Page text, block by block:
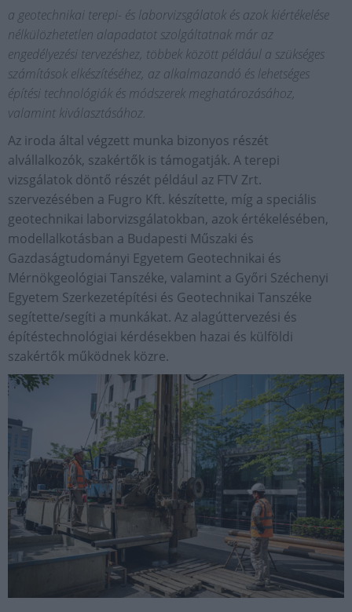
a geotechnikai terepi- és laborvizsgálatok és azok kiértékelése
nélkülözhetetlen alapadatot szolgáltatnak már az
engedélyezési tervezéshez, többek között például a szükséges
számítások elkészítéséhez, az alkalmazandó és lehetséges
építési technológiák és módszerek meghatározásához,
valamint kiválasztásához.
Az iroda által végzett munka bizonyos részét
alvállalkozók, szakértők is támogatják. A terepi
vizsgálatok döntő részét például az FTV Zrt.
szervezésében a Fugro Kft. készítette, míg a speciális
geotechnikai laborvizsgálatokban, azok értékelésében,
modellalkotásban a Budapesti Műszaki és
Gazdaságtudományi Egyetem Geotechnikai és
Mérnökgeológiai Tanszéke, valamint a Győri Széchenyi
Egyetem Szerkezetépítési és Geotechnikai Tanszéke
segítette/segíti a munkákat. Az alagúttervezési és
építéstechnológiai kérdésekben hazai és külföldi
szakértők működnek közre.